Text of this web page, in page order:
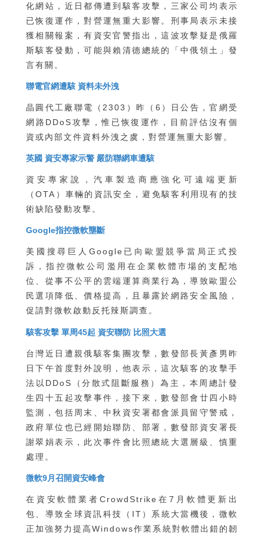
化網站，近日都傳遭到駭客攻擊，三家公司均表示
已恢復運作，對營運無重大影響。刑事局表示未接
獲相關報案，有資安官警指出，這波攻擊疑是俄羅
斯駭客發動，可能與賴清德總統的「中俄領土」發
言有關。
聯電官網遭駭 資料未外洩
晶圓代工廠聯電（2303）昨（6）日公告，官網受
網路DDoS攻擊，惟已恢復運作，目前評估沒有個
資或內部文件資料外洩之虞，對營運無重大影響。
英國 資安專家示警 嚴防聯網車遭駭
資安專家說，汽車製造商應強化可遠端更新
（OTA）車輛的資訊安全，避免駭客利用現有的技
術缺陷發動攻擊。
Google指控微軟壟斷
美國搜尋巨人Google已向歐盟競爭當局正式投
訴，指控微軟公司濫用在企業軟體市場的支配地
位、從事不公平的雲端運算商業行為，導致歐盟公
民選項降低、價格提高，且暴露於網路安全風險，
促請對微軟啟動反托辣斯調查。
駭客攻擊 單周45起 資安聯防 比照大選
台灣近日遭親俄駭客集團攻擊，數發部長黃彥男昨
日下午首度對外說明，他表示，這次駭客的攻擊手
法以DDoS（分散式阻斷服務）為主，本周總計發
生四十五起攻擊事件，接下來，數發部會廿四小時
監測，包括周末、中秋資安署都會派員留守警戒，
政府單位也已經開始聯防、部署，數發部資安署長
謝翠娟表示，此次事件會比照總統大選層級、慎重
處理。
微軟9月召開資安峰會
在資安軟體業者CrowdStrike在7月軟體更新出
包、導致全球資訊科技（IT）系統大當機後，微軟
正加強努力提高Windows作業系統對軟體出錯的韌